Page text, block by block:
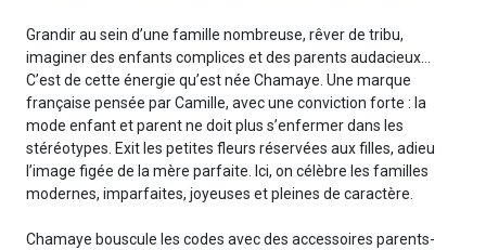
Grandir au sein d’une famille nombreuse, rêver de tribu,
imaginer des enfants complices et des parents audacieux…
C’est de cette énergie qu’est née Chamaye. Une marque
française pensée par Camille, avec une conviction forte : la
mode enfant et parent ne doit plus s’enfermer dans les
stéréotypes. Exit les petites fleurs réservées aux filles, adieu
l’image figée de la mère parfaite. Ici, on célèbre les familles
modernes, imparfaites, joyeuses et pleines de caractère.
Chamaye bouscule les codes avec des accessoires parents-